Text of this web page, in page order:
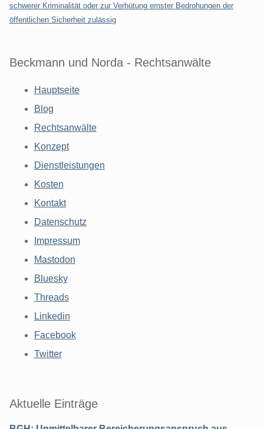
schwerer Kriminalität oder zur Verhütung ernster Bedrohungen der
öffentlichen Sicherheit zulässig
Beckmann und Norda - Rechtsanwälte
Hauptseite
Blog
Rechtsanwälte
Konzept
Dienstleistungen
Kosten
Kontakt
Datenschutz
Impressum
Mastodon
Bluesky
Threads
Linkedin
Facebook
Twitter
Aktuelle Einträge